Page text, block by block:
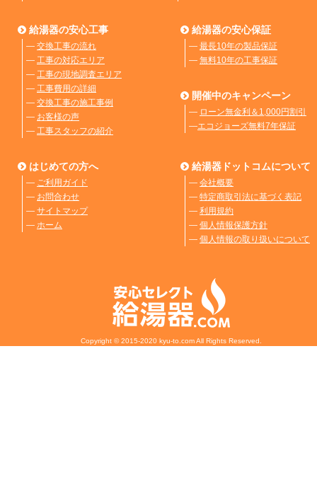
給湯器の安心工事
― 交換工事の流れ
― 工事の対応エリア
― 工事の現地調査エリア
― 工事費用の詳細
― 交換工事の施工事例
― お客様の声
― 工事スタッフの紹介
給湯器の安心保証
― 最長10年の製品保証
― 無料10年の工事保証
開催中のキャンペーン
― ローン無金利＆1,000円割引
―エコジョーズ無料7年保証
はじめての方へ
― ご利用ガイド
― お問合わせ
― サイトマップ
― ホーム
給湯器ドットコムについて
― 会社概要
― 特定商取引法に基づく表記
― 利用規約
― 個人情報保護方針
― 個人情報の取り扱いについて
Copyright © 2015-2020 kyu-to.com All Rights Reserved.